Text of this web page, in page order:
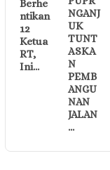
Berhe
ntikan
12
Ketua
RT,
Ini…
NGANJ
UK
TUNT
ASKA
N
PEMB
ANGU
NAN
JALAN
…